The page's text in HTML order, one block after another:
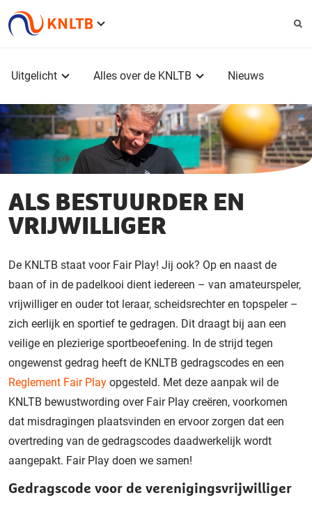
Uitgelicht Alles over de KNLTB Nieuws
ALS BESTUURDER EN
VRIJWILLIGER
De KNLTB staat voor Fair Play! Jij ook? Op en naast de
baan of in de padelkooi dient iedereen – van amateurspeler,
vrijwilliger en ouder tot leraar, scheidsrechter en topspeler –
zich eerlijk en sportief te gedragen. Dit draagt bij aan een
veilige en plezierige sportbeoefening. In de strijd tegen
ongewenst gedrag heeft de KNLTB gedragscodes en een
Reglement Fair Play opgesteld. Met deze aanpak wil de
KNLTB bewustwording over Fair Play creëren, voorkomen
dat misdragingen plaatsvinden en ervoor zorgen dat een
overtreding van de gedragscodes daadwerkelijk wordt
aangepakt. Fair Play doen we samen!
Gedragscode voor de verenigingsvrijwilliger